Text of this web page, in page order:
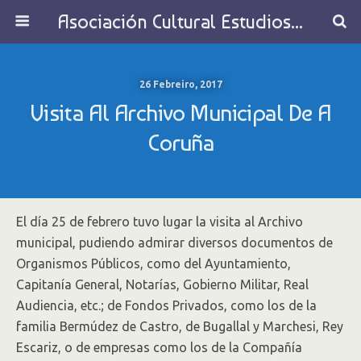
Asociación Cultural Estudios Históricos de Galicia
26 Febreiro, 2017
Visita Al Archivo Municipal De A
Coruña
El día 25 de febrero tuvo lugar la visita al Archivo
municipal, pudiendo admirar diversos documentos de
Organismos Públicos, como del Ayuntamiento,
Capitanía General, Notarías, Gobierno Militar, Real
Audiencia, etc.; de Fondos Privados, como los de la
familia Bermúdez de Castro, de Bugallal y Marchesi, Rey
Escariz, o de empresas como los de la Compañía